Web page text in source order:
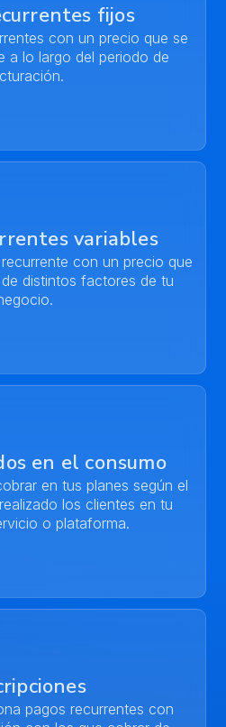
fijos
con un precio que se
a lo largo del periodo de
variables
con un precio que
distintos factores de tu
en el consumo
en tus planes según el
los clientes en tu
o plataforma.
pagos recurrentes con